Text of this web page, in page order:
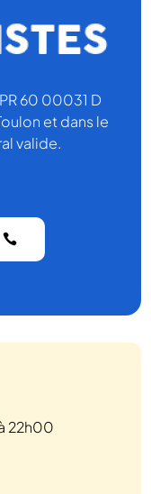
60 00031 D
et dans le
valide.
22h00